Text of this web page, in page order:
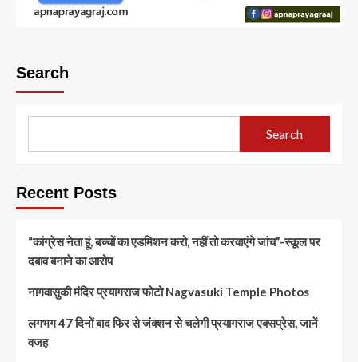
Search
Search
Recent Posts
“कांग्रेस नेता हूं, बच्चों का एडमिशन करो, नहीं तो करवाएंगे जांच”-स्कूल पर
दबाव बनाने का आरोप
नागवासुकी मंदिर प्रयागराज फोटो Nagvasuki Temple Photos
लगभग 47 दिनों बाद फिर से जंक्शन से चलेगी प्रयागराज एक्सप्रेस, जानें
वजह